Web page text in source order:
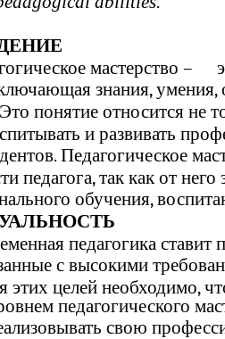
мастерство –
знания,
понятие относится не
и развивать
Педагогическое
педагога, так как от
обучения,
педагогика ставит
с высокими
этих целей необходимо,
педагогического
свою